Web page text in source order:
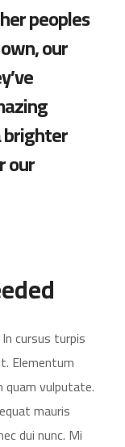
peoples
our
brighter
our
cursus turpis
Elementum
vulputate.
mauris
dui nunc. Mi